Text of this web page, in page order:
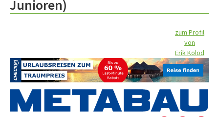
Junioren)
zum Profil
von
Erik Kolod